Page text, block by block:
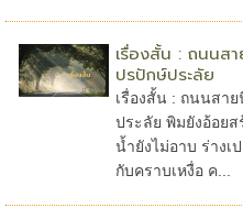
เรื่องสั้น : ถนนส
ปรปักษ์ประลัย
เรื่องสั้น : ถนนสา
ประลัย พิมยังอ้อย
น้ำยังไม่อาบ ร่างเ
กับคราบเหงื่อ ค...